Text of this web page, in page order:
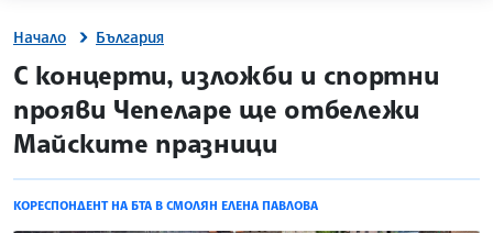
Начало България
site.bta
С концерти, изложби и спортни
прояви Чепеларе ще отбележи
Майските празници
КОРЕСПОНДЕНТ НА БТА В СМОЛЯН ЕЛЕНА ПАВЛОВА